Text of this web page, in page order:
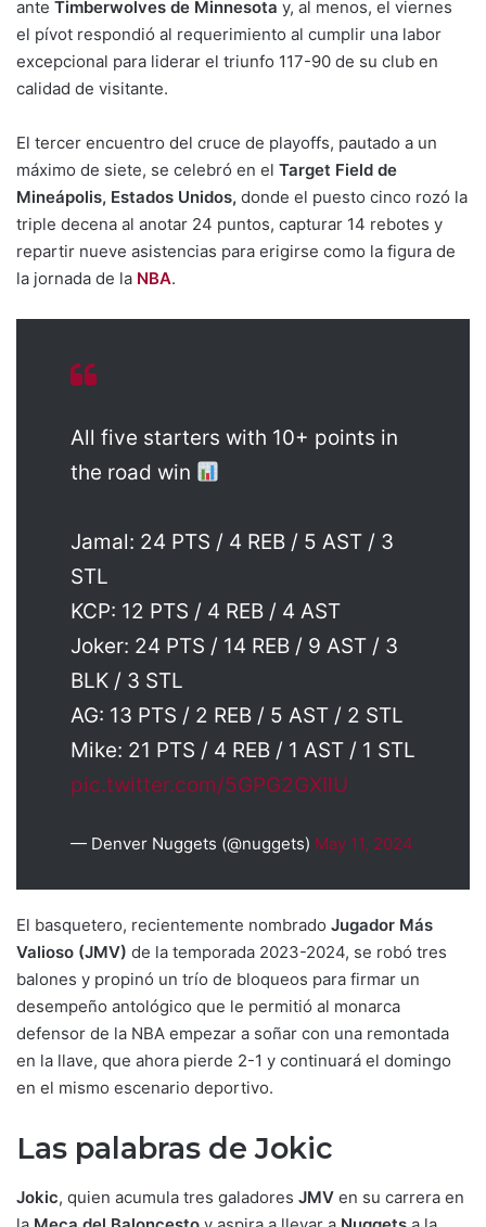
ante Timberwolves de Minnesota y, al menos, el viernes
el pívot respondió al requerimiento al cumplir una labor
excepcional para liderar el triunfo 117-90 de su club en
calidad de visitante.
El tercer encuentro del cruce de playoffs, pautado a un
máximo de siete, se celebró en el Target Field de
Mineápolis, Estados Unidos, donde el puesto cinco rozó la
triple decena al anotar 24 puntos, capturar 14 rebotes y
repartir nueve asistencias para erigirse como la figura de
la jornada de la NBA.
All five starters with 10+ points in
the road win
Jamal: 24 PTS / 4 REB / 5 AST / 3
STL
KCP: 12 PTS / 4 REB / 4 AST
Joker: 24 PTS / 14 REB / 9 AST / 3
BLK / 3 STL
AG: 13 PTS / 2 REB / 5 AST / 2 STL
Mike: 21 PTS / 4 REB / 1 AST / 1 STL
pic.twitter.com/5GPG2GXIlU
— Denver Nuggets (@nuggets) May 11, 2024
El basquetero, recientemente nombrado Jugador Más
Valioso (JMV) de la temporada 2023-2024, se robó tres
balones y propinó un trío de bloqueos para firmar un
desempeño antológico que le permitió al monarca
defensor de la NBA empezar a soñar con una remontada
en la llave, que ahora pierde 2-1 y continuará el domingo
en el mismo escenario deportivo.
Las palabras de Jokic
Jokic, quien acumula tres galadores JMV en su carrera en